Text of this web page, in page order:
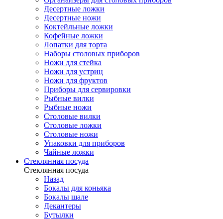
Десертные ложки
Десертные ножи
Коктейльные ложки
Кофейные ложки
Лопатки для торта
Наборы столовых приборов
Ножи для стейка
Ножи для устриц
Ножи для фруктов
Приборы для сервировки
Рыбные вилки
Рыбные ножи
Столовые вилки
Столовые ложки
Столовые ножи
Упаковки для приборов
Чайные ложки
Стеклянная посуда
Стеклянная посуда
Назад
Бокалы для коньяка
Бокалы шале
Декантеры
Бутылки